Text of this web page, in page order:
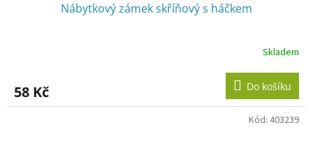
Nábytkový zámek skříňový s háčkem
Skladem
58 Kč Do košíku
Kód: 403239